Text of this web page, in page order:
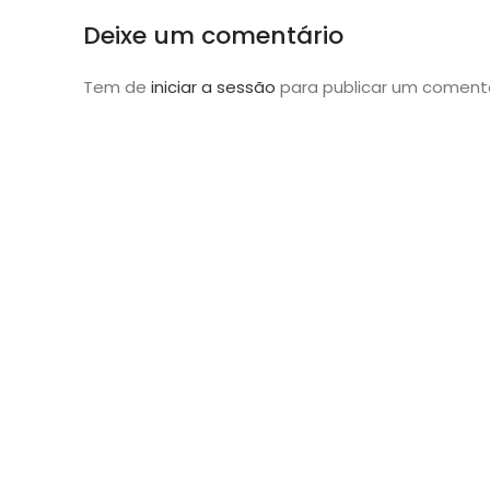
Deixe um comentário
Tem de iniciar a sessão para publicar um